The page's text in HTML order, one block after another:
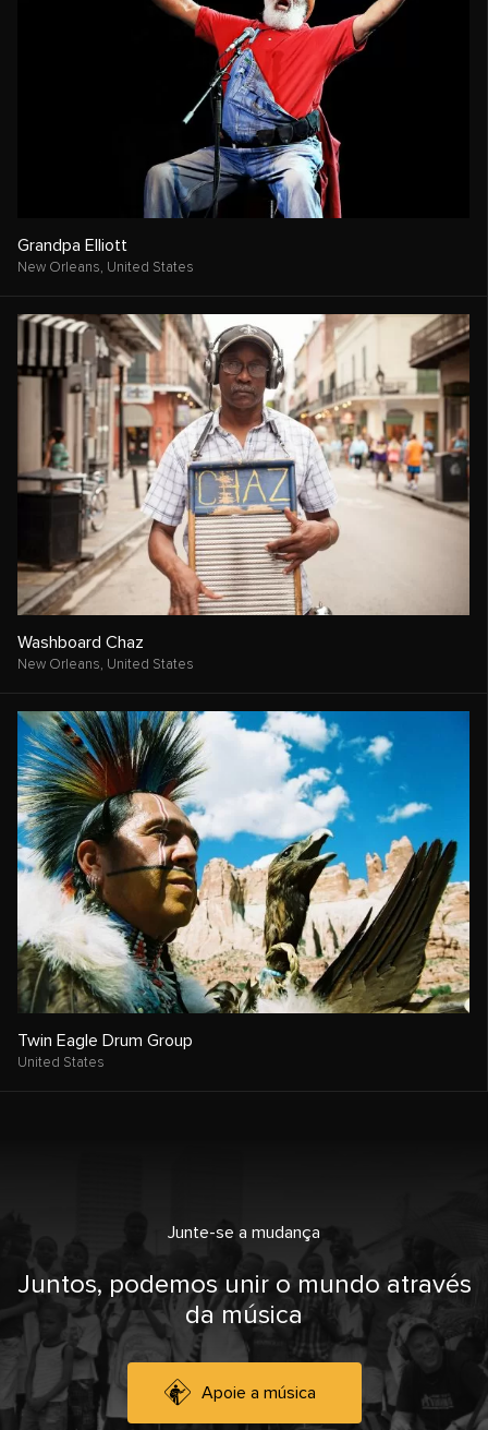
Grandpa Elliott
New Orleans, United States
Washboard Chaz
New Orleans, United States
Twin Eagle Drum Group
United States
Junte-se a mudança
Juntos, podemos unir o mundo através
da música
Apoie a música